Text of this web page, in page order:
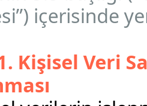
içerisinde
Kişisel Veri